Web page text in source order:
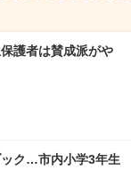
護者は賛成派がや
ク…市内小学3年生